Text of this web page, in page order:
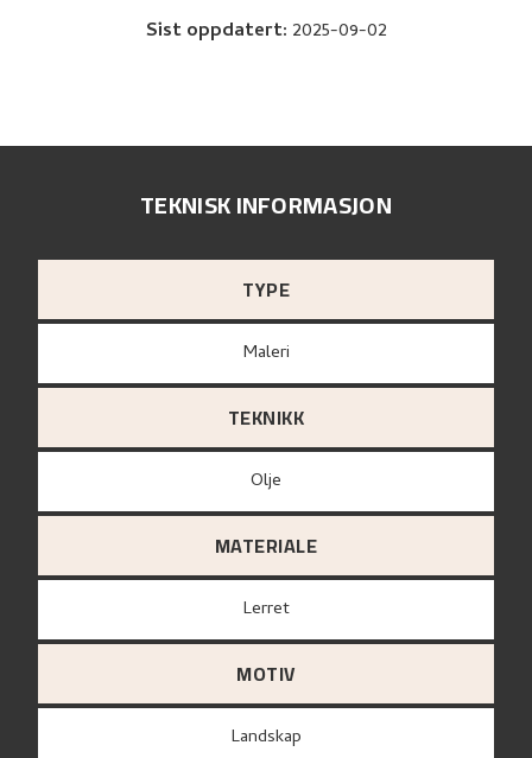
Sist oppdatert: 2025-09-02
TEKNISK INFORMASJON
TYPE
Maleri
TEKNIKK
Olje
MATERIALE
lerret
MOTIV
Landskap